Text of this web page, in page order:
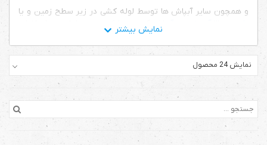
و همچون سایر آبپاش ها توسط لوله کشی در زیر سطح زمین و یا
پایه ی بالا آوردنده ی آبپاش که توسط
اتصال می یابند، اجرا می شوند.
طرز کار هانتر pgp و نحوه ی پاشش
نمایش 24 محصول